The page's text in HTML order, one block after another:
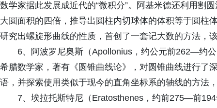
数学家据此发展成近代的“微积分”。阿基米德还利用割
大圆面积的四倍，推导出圆柱内切球体的体积等于圆柱
研究出螺旋形曲线的性质，首创了一套记大数的方法，
6、阿波罗尼奥斯（Apollonius，约公元前262—约
希腊数学家，著有《圆锥曲线论》，对圆锥曲线进行了
语，并探索使用类似于现今的直角坐标系的轴线的方法
7、埃拉托斯特尼（Eratosthenes，约前275—前